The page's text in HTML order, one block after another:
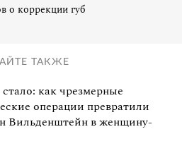
о коррекции губ
ТАКЖЕ
как чрезмерные
операции превратили
Вильденштейн в женщину-